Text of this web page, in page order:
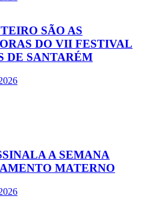
SÃO AS
DO VII FESTIVAL
DE SANTARÉM
A SEMANA
MATERNO